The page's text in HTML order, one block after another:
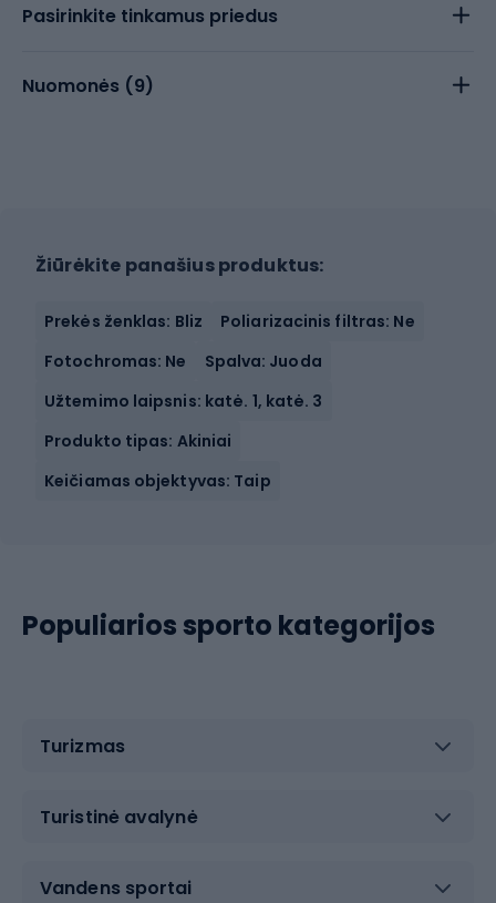
Pasirinkite tinkamus priedus
Nuomonės (9)
Žiūrėkite panašius produktus:
Prekės ženklas: Bliz
Poliarizacinis filtras: Ne
Fotochromas: Ne
Spalva: Juoda
Užtemimo laipsnis: katė. 1, katė. 3
Produkto tipas: Akiniai
Keičiamas objektyvas: Taip
Populiarios sporto kategorijos
Turizmas
Turistinė avalynė
Vandens sportai